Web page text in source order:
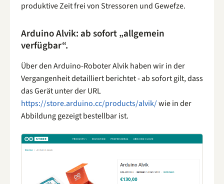
produktive Zeit frei von Stressoren und Gewefze.
Arduino Alvik: ab sofort „allgemein
verfügbar“.
Über den Arduino-Roboter Alvik haben wir in der
Vergangenheit detailliert berichtet - ab sofort gilt, dass
das Gerät unter der URL
https://store.arduino.cc/products/alvik/wie in der
Abbildung gezeigt bestellbar ist.